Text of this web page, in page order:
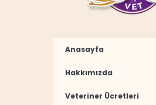
Anasayfa
Hakkımızda
Veteriner Ücretleri